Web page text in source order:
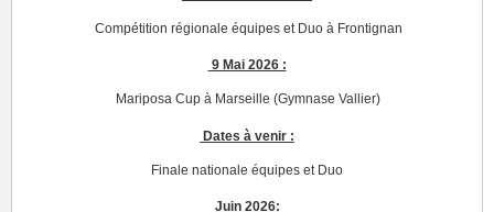
Compétition régionale équipes et Duo à Frontignan
9 Mai 2026 :
Mariposa Cup à Marseille (Gymnase Vallier)
Dates à venir :
Finale nationale équipes et Duo
Juin 2026: